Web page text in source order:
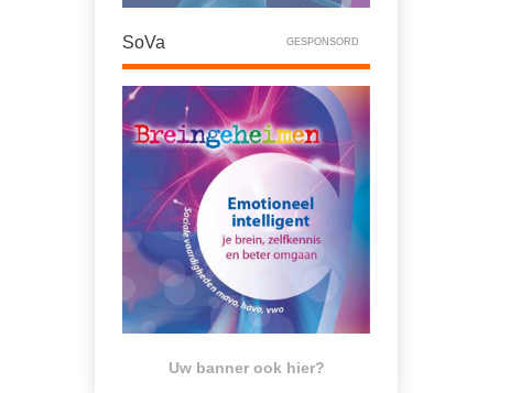
SoVa GESPONSORD
Uw banner ook hier?